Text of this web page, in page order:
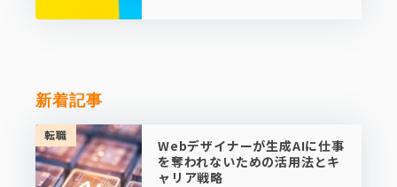
新着記事
転職
Webデザイナーが生成AIに仕事
を奪われないための活用法とキ
ャリア戦略